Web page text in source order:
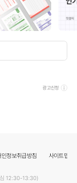
광고신청
인정보취급방침 사이트맵
12:30-13:30)